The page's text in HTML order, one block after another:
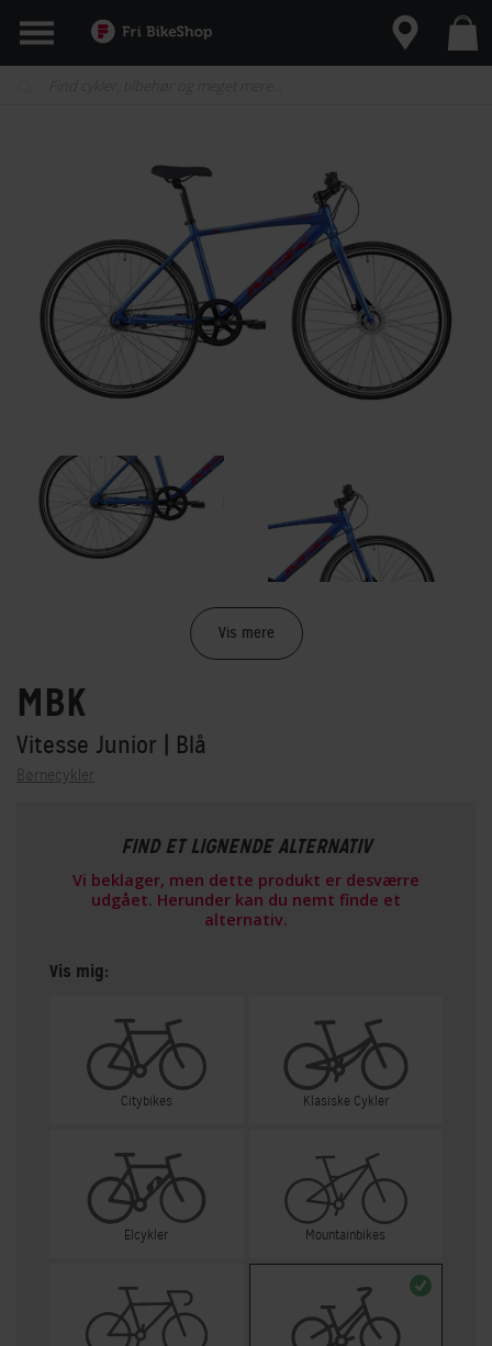
Vis mere
MBK
Vitesse Junior | Blå
Børnecykler
FIND ET LIGNENDE ALTERNATIV
Vi beklager, men dette produkt er desværre
udgået. Herunder kan du nemt finde et
alternativ.
Vis mig:
Citybikes Klasiske Cykler
Elcykler Mountainbikes